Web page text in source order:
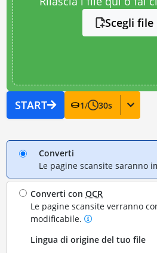
Scegli file
START 1/ 30s
Converti
Le pagine scansite saranno
Converti conOCR
Le pagine scansite verranno
modificabile.
Lingua di origine del tuo file